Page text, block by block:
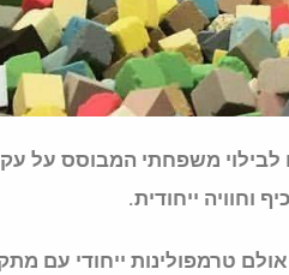
משפחתי המבוסס על
וחוויה ייחודית.
טרמפולינות ייחודי עם